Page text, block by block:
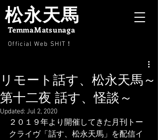
Official Web SHIT ！
松永天馬
TemmaMatsunaga
リモート話す、松永天馬～
第十二夜 話す、怪談～
Updated: Jul 2, 2020
２０１９年より開催してきた月刊トー
クライヴ「話す、松永天馬」を配信イ